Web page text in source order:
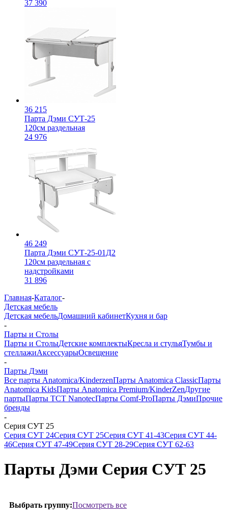
37 390
36 215
Парта Дэми СУТ-25
120см раздельная
24 976
46 249
Парта Дэми СУТ-25-01Д2
120см раздельная с
надстройками
31 896
Главная-Каталог-
Детская мебель
Детская мебельДомашний кабинетКухня и бар
-
Парты и Столы
Парты и СтолыДетские комплектыКресла и стульяТумбы и
стеллажиАксессуарыОсвещение
-
Парты Дэми
Все парты Anatomica/KinderzenПарты Anatomica ClassicПарты
Anatomica KidsПарты Anatomica Premium/KinderZenДругие
партыПарты TCT NanotecПарты Comf-ProПарты ДэмиПрочие
бренды
-
Серия СУТ 25
Серия СУТ 24Серия СУТ 25Серия СУТ 41-43Серия СУТ 44-
46Серия СУТ 47-49Серия СУТ 28-29Серия СУТ 62-63
Парты Дэми Серия СУТ 25
Выбрать группу:Посмотреть все